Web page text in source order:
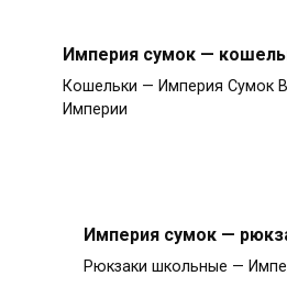
Империя сумок —
Кошельки — Империя Сумок
Империи
Империя сумок —
Рюкзаки школьные —